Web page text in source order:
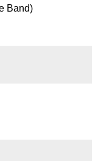
Band)